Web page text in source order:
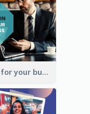
Solution for your business Facebook Post